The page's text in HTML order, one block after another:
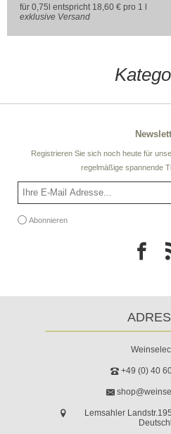
für 0,75l entspricht 18,60 € pro 1 l
exklusive Versand
Registrieren Sie sich noch heute für
regelmäßige spannende
Abonnieren
+49 (0) 40
Lemsahler